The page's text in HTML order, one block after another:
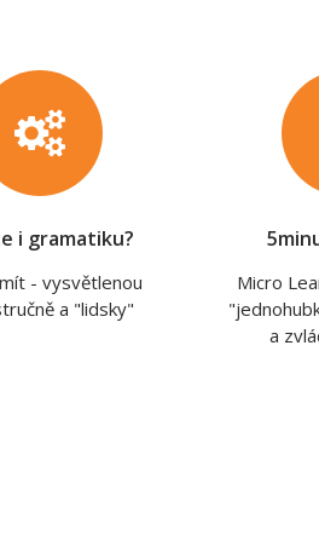
i gramatiku?
- vysvětlenou
a "lidsky"
Micro
a